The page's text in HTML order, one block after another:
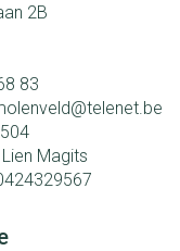
2B
83
telenet.be
Lien Magits